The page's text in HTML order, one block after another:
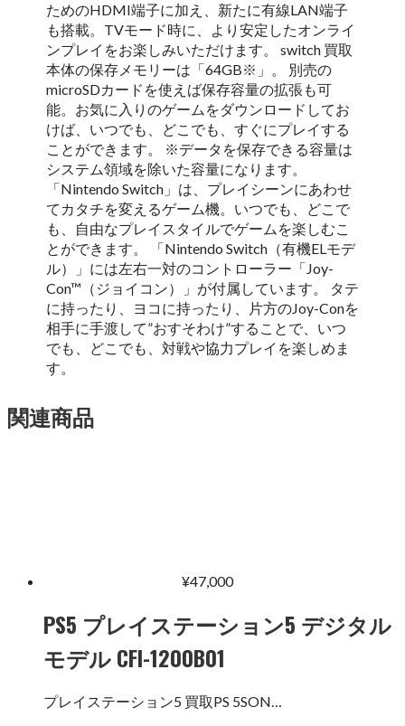
ためのHDMI端子に加え、新たに有線LAN端子
も搭載。TVモード時に、より安定したオンライ
ンプレイをお楽しみいただけます。 switch 買取
本体の保存メモリーは「64GB※」。 別売の
microSDカードを使えば保存容量の拡張も可
能。お気に入りのゲームをダウンロードしてお
けば、いつでも、どこでも、すぐにプレイする
ことができます。 ※データを保存できる容量は
システム領域を除いた容量になります。
「Nintendo Switch」は、プレイシーンにあわせ
てカタチを変えるゲーム機。いつでも、どこで
も、自由なプレイスタイルでゲームを楽しむこ
とができます。 「Nintendo Switch（有機ELモデ
ル）」には左右一対のコントローラー「Joy-
Con™（ジョイコン）」が付属しています。 タテ
に持ったり、ヨコに持ったり、片方のJoy-Conを
相手に手渡して”おすそわけ”することで、いつ
でも、どこでも、対戦や協力プレイを楽しめま
す。
関連商品
¥47,000
PS5 プレイステーション5 デジタル
モデル CFI-1200B01
プレイステーション5 買取PS 5SON…